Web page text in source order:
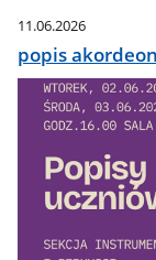
11.06.2026
popis